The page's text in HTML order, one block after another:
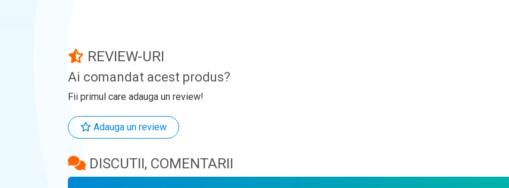
REVIEW-URI
Ai comandat acest produs?
Fii primul care adauga un review!
Adauga un review
DISCUTII, COMENTARII